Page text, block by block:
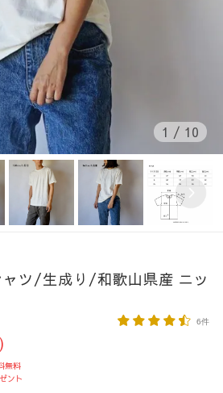
1 / 10
ツ/生成り/和歌山県産 ニッ
6件
無料
ント